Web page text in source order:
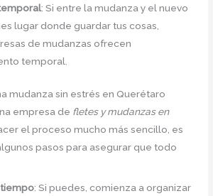
: Si entre la mudanza y el nuevo
lugar donde guardar tus cosas,
de mudanzas ofrecen
temporal.
mudanza sin estrés en Querétaro
empresa de fletes y mudanzas en
el proceso mucho más sencillo, es
pasos para asegurar que todo
: Si puedes, comienza a organizar